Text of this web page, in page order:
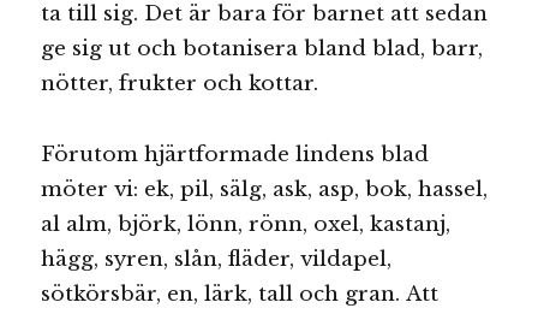
ta till sig. Det är bara för barnet att sedan
ge sig ut och botanisera bland blad, barr,
nötter, frukter och kottar.
Förutom hjärtformade lindens blad
möter vi: ek, pil, sälg, ask, asp, bok, hassel,
al alm, björk, lönn, rönn, oxel, kastanj,
hägg, syren, slån, fläder, vildapel,
sötkörsbär, en, lärk, tall och gran. Att